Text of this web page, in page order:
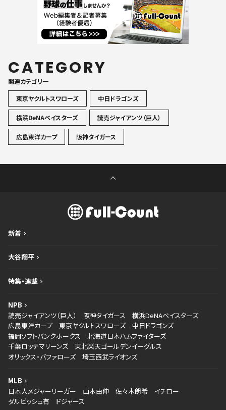
CATEGORY
関連カテゴリ一
東京ヤクルトスワローズ
中日ドラゴンズ
横浜DeNAベイスターズ 読売ジャイアンツ（巨人）
広島東洋カープ 阪神タイガース
新着
大谷翔平
特集・連載
NPB
読売ジャイアンツ（巨人）
阪神タイガース
横浜DeNAベイスターズ
広島東洋カープ
東京ヤクルトスワローズ
中日ドラゴンズ
福岡ソフトバンクホークス
北海道日本ハムファイターズ
千葉ロッテマリーンズ
東北楽天ゴールデンイーグルス
オリックス・バファローズ
埼玉西武ライオンズ
MLB
日本人メジャーリーガー
山本由伸 佐々木朗希
イチロー
ダルビッシュ有
ドジャース